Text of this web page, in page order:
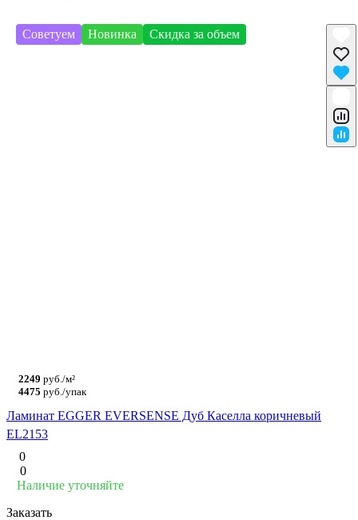
Советуем Новинка Скидка за объем
2249 руб./м²
4475 руб./упак
Ламинат EGGER EVERSENSE Дуб Каселла коричневый
EL2153
0
0
Наличие уточняйте
Заказать